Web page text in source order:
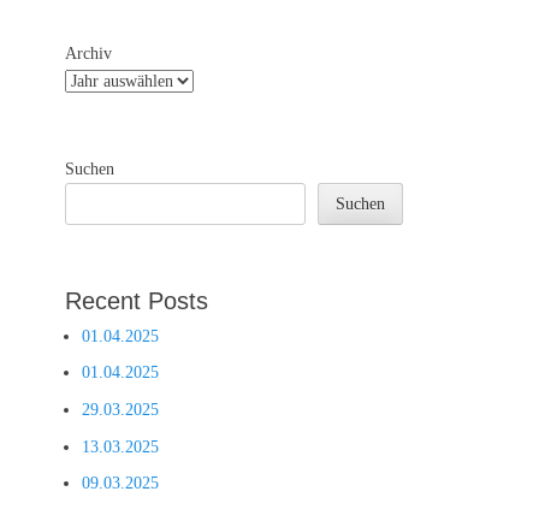
Archiv
Suchen
Suchen
Recent Posts
01.04.2025
01.04.2025
29.03.2025
13.03.2025
09.03.2025